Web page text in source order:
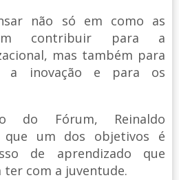
não só em como as
contribuir para a
mas também para
a inovação e para os
do Fórum, Reinaldo
que um dos objetivos é
de aprendizado que
com a juventude.